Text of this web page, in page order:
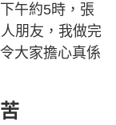
午約5時，張
朋友，我做完
大家擔心真係